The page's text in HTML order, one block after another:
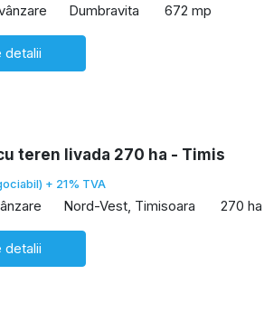
Dumbravita 672 mp
detalii
teren livada 270 ha - Timis
+ 21% TVA
Nord-Vest, Timisoara 270 ha
detalii